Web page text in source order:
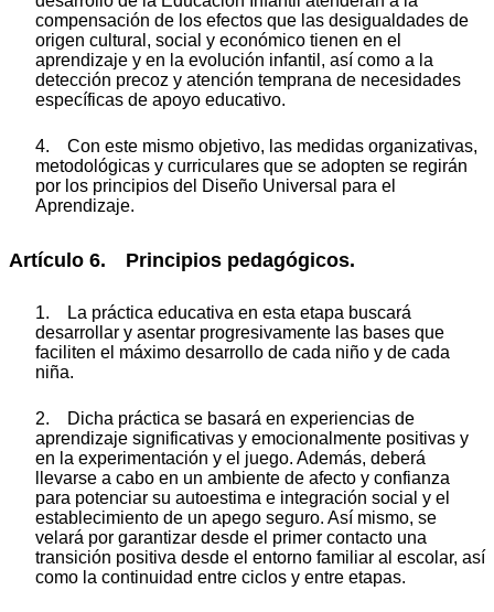
compensación de los efectos que las desigualdades de
origen cultural, social y económico tienen en el
aprendizaje y en la evolución infantil, así como a la
detección precoz y atención temprana de necesidades
específicas de apoyo educativo.
4. Con este mismo objetivo, las medidas organizativas,
metodológicas y curriculares que se adopten se regirán
por los principios del Diseño Universal para el
Aprendizaje.
Artículo 6. Principios pedagógicos.
1. La práctica educativa en esta etapa buscará
desarrollar y asentar progresivamente las bases que
faciliten el máximo desarrollo de cada niño y de cada
niña.
2. Dicha práctica se basará en experiencias de
aprendizaje significativas y emocionalmente positivas y
en la experimentación y el juego. Además, deberá
llevarse a cabo en un ambiente de afecto y confianza
para potenciar su autoestima e integración social y el
establecimiento de un apego seguro. Así mismo, se
velará por garantizar desde el primer contacto una
transición positiva desde el entorno familiar al escolar, así
como la continuidad entre ciclos y entre etapas.